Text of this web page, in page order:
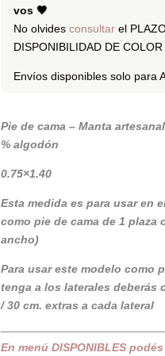
vos 🖤
No olvides consultarel
DISPONIBILIDAD DE
Envíos disponibles solo para
Pie de cama – Manta
% algodón
0.75×1.40
Esta medida es para usar en
como pie de cama de 1 plaza
ancho)
Para usar este modelo como
tenga a los laterales deberás
/ 30 cm. extras a cada lateral
En menú DISPONIBLES